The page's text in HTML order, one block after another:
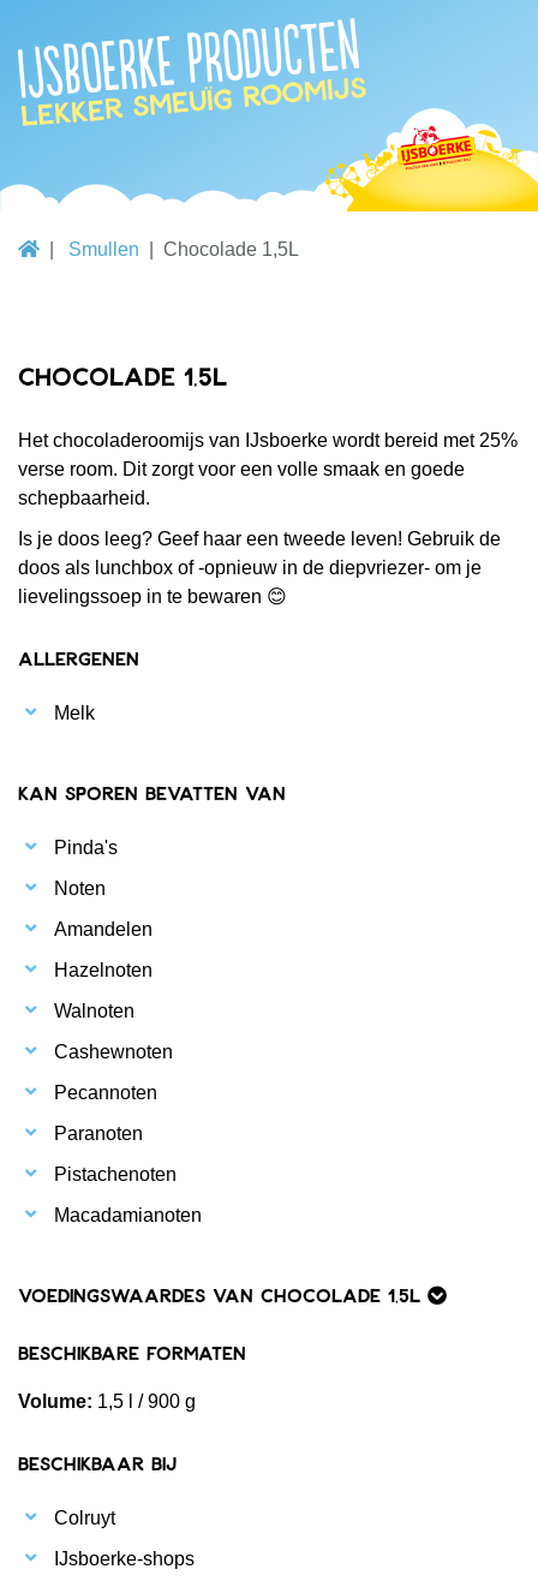
IJsboerke producten
lekker smeuïg roomijs
Smullen Chocolade 1,5L
Chocolade 1,5L
Het chocoladeroomijs van IJsboerke wordt bereid met 25%
verse room. Dit zorgt voor een volle smaak en goede
schepbaarheid.
Is je doos leeg? Geef haar een tweede leven! Gebruik de
doos als lunchbox of -opnieuw in de diepvriezer- om je
lievelingssoep in te bewaren 😊
Allergenen
Melk
Kan sporen bevatten van
Pinda's
Noten
Amandelen
Hazelnoten
Walnoten
Cashewnoten
Pecannoten
Paranoten
Pistachenoten
Macadamianoten
Voedingswaardes van Chocolade 1,5L
Beschikbare formaten
Volume: 1,5 l / 900 g
Beschikbaar bij
Colruyt
IJsboerke-shops